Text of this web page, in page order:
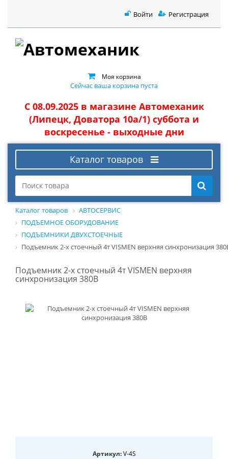
Войти Регистрация
Моя корзина
Сейчас ваша корзина пуста
С 08.09.2025 в магазине Автомеханик
(Липецк, Доватора 10а/1) суббота и
воскресенье - выходные дни
Каталог товаров
Каталог товаров
АВТОСЕРВИС
ПОДЪЕМНОЕ ОБОРУДОВАНИЕ
ПОДЪЕМНИКИ ДВУХСТОЕЧНЫЕ
Подъемник 2-х стоечный 4т VISMEN верхняя синхронизация
Подъемник 2-х стоечный 4т VISMEN верхняя
синхронизация 380В
Артикул:V-4S